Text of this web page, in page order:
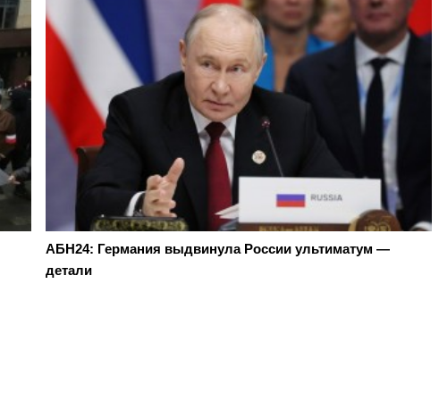
АБН24: Германия выдвинула России ультиматум —
детали